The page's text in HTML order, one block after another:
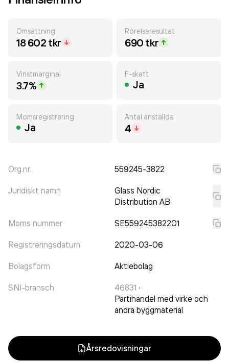
Omsättning
18 602 tkr
Rörelseresultat
690 tkr
Vinstmarginal
3.7%
F-skatt
Ja
Momsregistrering
Ja
Antal anställda
4
Org.nr. 559245-3822
Juridiskt namn
Glass Nordic
Distribution AB
Moms nummer SE559245382201
Registreringsdatum 2020-03-06
Bolagsform Aktiebolag
SNI-bransch 46831 ·
Partihandel med virke och
andra byggmaterial
Årsredovisningar